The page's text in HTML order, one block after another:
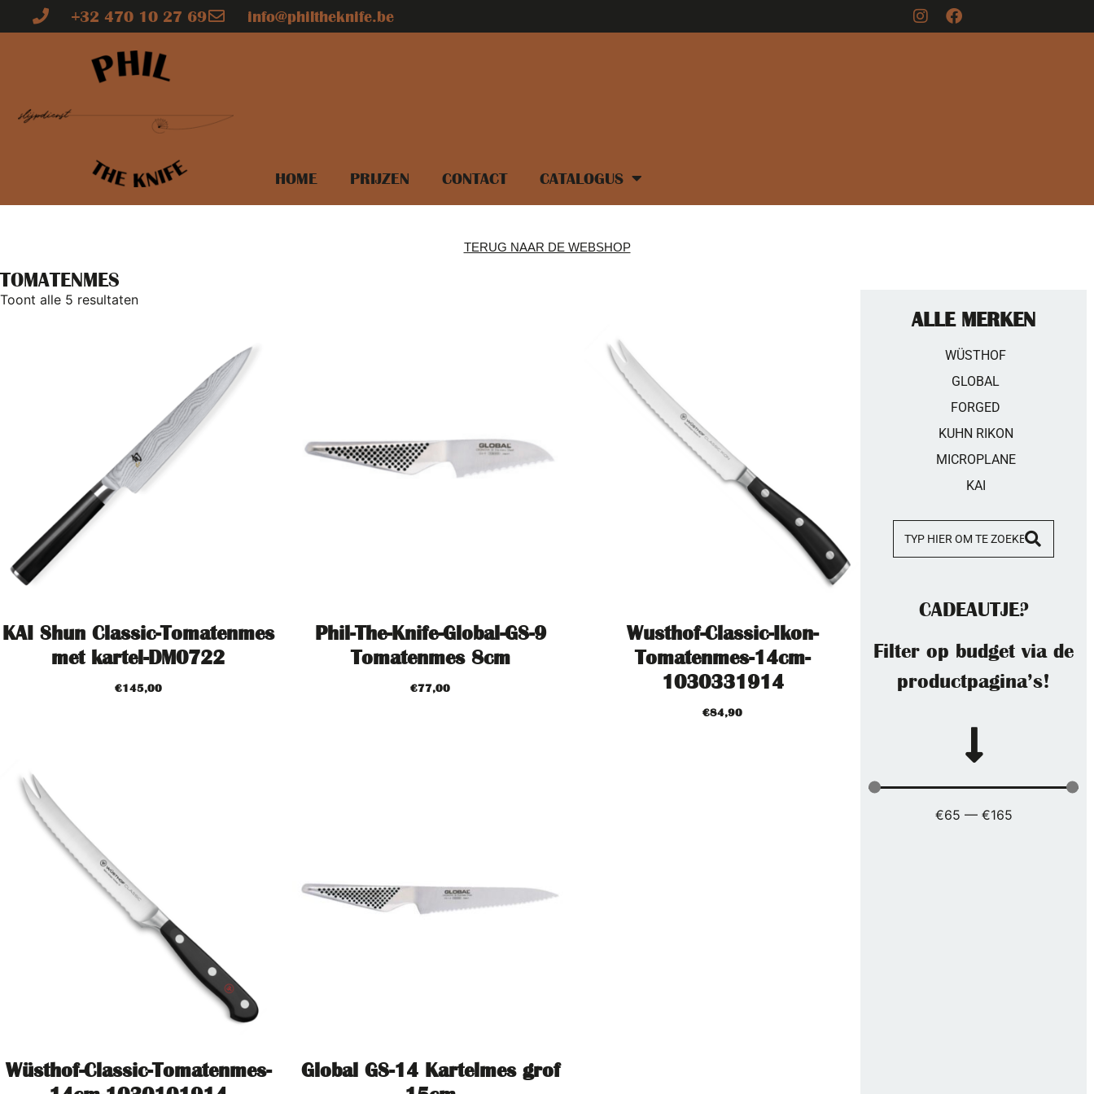
+32 470 10 27 69 info@philtheknife.be
HOME PRIJZEN CONTACT CATALOGUS
TERUG NAAR DE WEBSHOP
TOMATENMES
Toont alle 5 resultaten
KAI Shun Classic-Tomatenmes
met kartel-DM0722
€145,00
Phil-The-Knife-Global-GS-9
Tomatenmes 8cm
€77,00
Wusthof-Classic-Ikon-
Tomatenmes-14cm-
1030331914
€84,90
Wüsthof-Classic-Tomatenmes-
Global GS-14 Kartelmes grof
ALLE MERKEN
WÜSTHOF
GLOBAL
FORGED
KUHN RIKON
MICROPLANE
KAI
CADEAUTJE?
Filter op budget via de
productpagina’s!
€65 — €165